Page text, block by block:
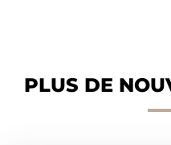
PLUS DE